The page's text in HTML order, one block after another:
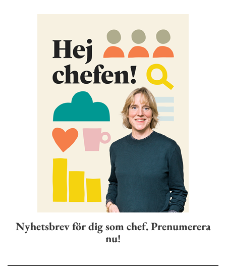
Nyhetsbrev för dig som chef. Prenumerera
nu!